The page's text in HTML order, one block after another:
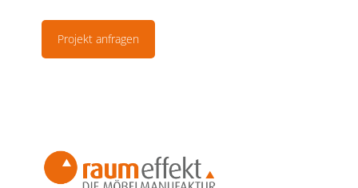
Projekt anfragen